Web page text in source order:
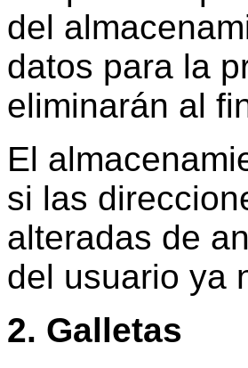
del
datos para la
eliminarán al
El
si las
alteradas de
del usuario ya
2. Galletas